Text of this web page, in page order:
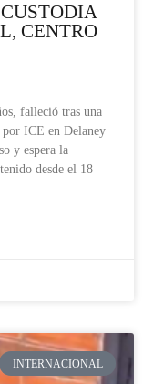
CENTRO
falleció tras una
por ICE en Delaney
y espera la
desde el 18
INTERNACIONAL